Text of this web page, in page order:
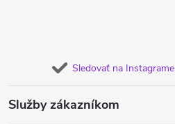
Sledovať na Instagrame
Služby zákazníkom